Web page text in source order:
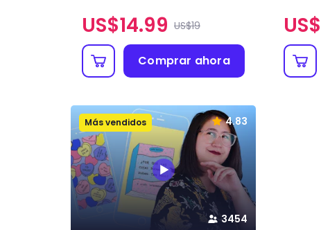
US$14.99 US$19
Comprar ahora
US$
Más vendidos
3454
4.83